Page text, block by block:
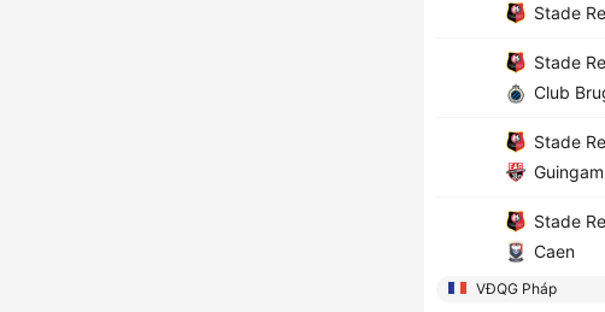
Stade
Stade
Club
Stade
Stade
Caen
VĐQG Pháp